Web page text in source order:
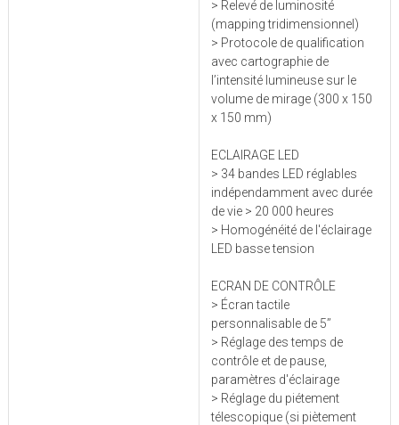
> Relevé de luminosité
(mapping tridimensionnel)
> Protocole de qualification
avec cartographie de
l’intensité lumineuse sur le
volume de mirage (300 x 150
x 150 mm)
ECLAIRAGE LED
> 34 bandes LED réglables
indépendamment avec durée
de vie > 20 000 heures
> Homogénéité de l'éclairage
LED basse tension
ECRAN DE CONTRÔLE
> Écran tactile
personnalisable de 5’’
> Réglage des temps de
contrôle et de pause,
paramètres d'éclairage
> Réglage du piétement
télescopique (si piètement